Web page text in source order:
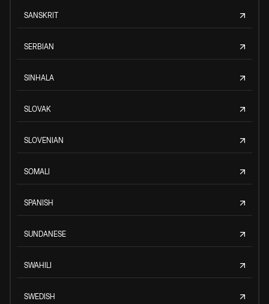
SANSKRIT
SERBIAN
SINHALA
SLOVAK
SLOVENIAN
SOMALI
SPANISH
SUNDANESE
SWAHILI
SWEDISH